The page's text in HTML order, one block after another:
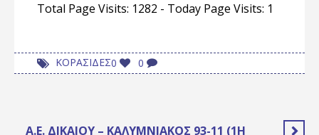
Total Page Visits: 1282 - Today Page Visits: 1
0
0
ΚΟΡΑΣΙΔΕΣ
Α.Ε. ΔΙΚΑΊΟΥ – ΚΑΛΥΜΝΙΑΚΌΣ 93-11 (1Η